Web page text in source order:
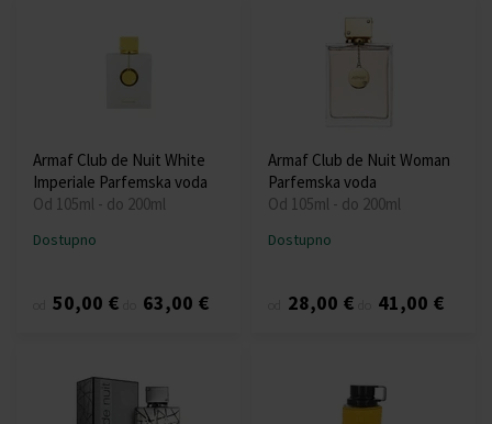
Armaf Club de Nuit White
Imperiale Parfemska voda
Od 105ml - do 200ml
Dostupno
50,00 € 63,00 €
Armaf Club de Nuit Woman
Parfemska voda
Od 105ml - do 200ml
Dostupno
28,00 € 41,00 €